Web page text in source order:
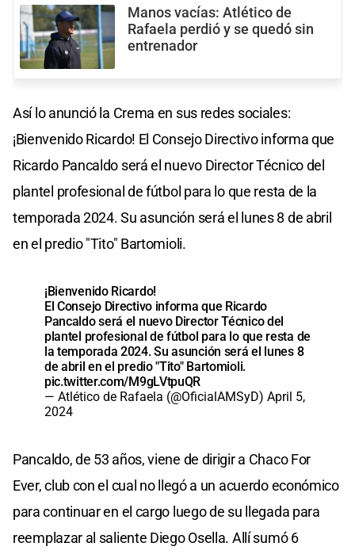
Manos vacías: Atlético de
Rafaela perdió y se quedó sin
entrenador
Así lo anunció la Crema en sus redes sociales:
¡Bienvenido Ricardo! El Consejo Directivo informa que
Ricardo Pancaldo será el nuevo Director Técnico del
plantel profesional de fútbol para lo que resta de la
temporada 2024. Su asunción será el lunes 8 de abril
en el predio "Tito" Bartomioli.
¡Bienvenido Ricardo!
El Consejo Directivo informa que Ricardo
Pancaldo será el nuevo Director Técnico del
plantel profesional de fútbol para lo que resta de
la temporada 2024. Su asunción será el lunes 8
de abril en el predio "Tito" Bartomioli.
pic.twitter.com/M9gLVtpuQR
— Atlético de Rafaela (@OficialAMSyD) April 5,
2024
Pancaldo, de 53 años, viene de dirigir a Chaco For
Ever, club con el cual no llegó a un acuerdo económico
para continuar en el cargo luego de su llegada para
reemplazar al saliente Diego Osella. Allí sumó 6